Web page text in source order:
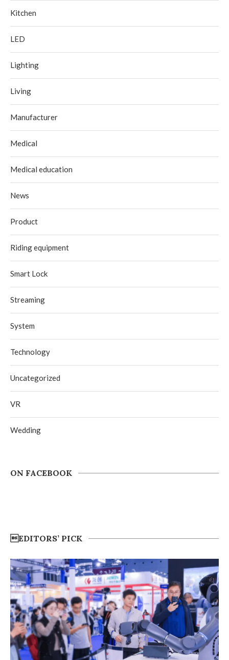
Kitchen
LED
Lighting
Living
Manufacturer
Medical
Medical education
News
Product
Riding equipment
Smart Lock
Streaming
System
Technology
Uncategorized
VR
Wedding
ON FACEBOOK
EDITORS’ PICK